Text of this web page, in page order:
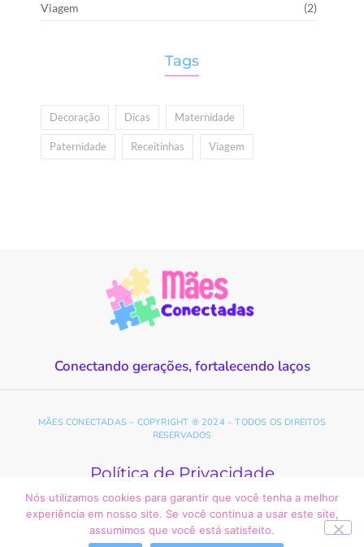
Viagem (2)
Tags
Decoração Dicas Maternidade
Paternidade Receitinhas Viagem
Conectando gerações, fortalecendo laços
MÃES CONECTADAS – COPYRIGHT ® 2024 – TODOS OS DIREITOS
RESERVADOS
Política de Privacidade
Termos de Uso
Nós utilizamos cookies para garantir que você tenha a melhor
experiência em nosso site. Se você continua a usar este site,
assumimos que você está satisfeito.